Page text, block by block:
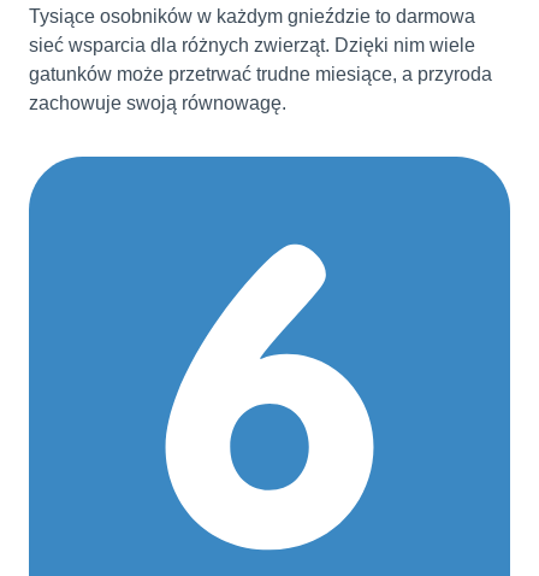
Tysiące osobników w każdym gnieździe to darmowa
sieć wsparcia dla różnych zwierząt. Dzięki nim wiele
gatunków może przetrwać trudne miesiące, a przyroda
zachowuje swoją równowagę.